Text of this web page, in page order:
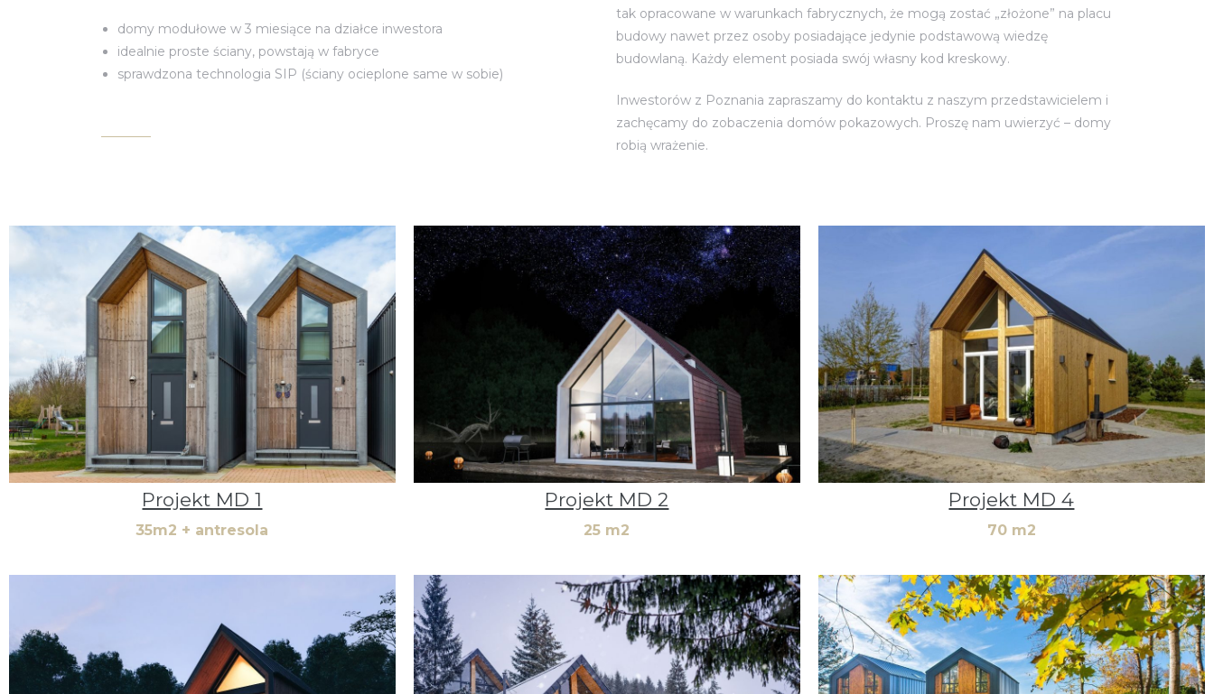
domy modułowe w 3 miesiące na działce inwestora
idealnie proste ściany, powstają w fabryce
sprawdzona technologia SIP (ściany ocieplone same w sobie)
tak opracowane w warunkach fabrycznych, że mogą zostać „złożone” na placu
budowy nawet przez osoby posiadające jedynie podstawową wiedzę
budowlaną. Każdy element posiada swój własny kod kreskowy.
Inwestorów z Poznania zapraszamy do kontaktu z naszym przedstawicielem i
zachęcamy do zobaczenia domów pokazowych. Proszę nam uwierzyć – domy
robią wrażenie.
Projekt MD 1
35m2 + antresola
Projekt MD 2
25 m2
Projekt MD 4
70 m2